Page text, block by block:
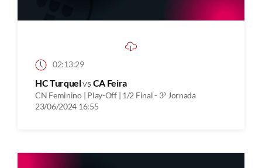
02:13:29
HC Turquelvs CA Feira
CN Feminino | Play-Off | 1/2 Final - 3ª Jornada
23/06/2024 16:55